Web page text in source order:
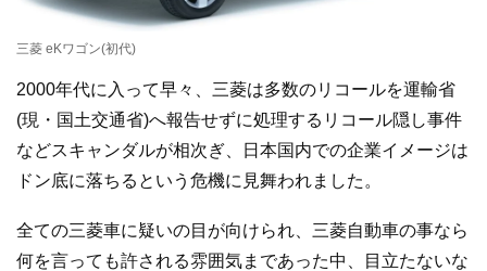
三菱 eKワゴン(初代)
2000年代に入って早々、三菱は多数のリコールを運輸省
(現・国土交通省)へ報告せずに処理するリコール隠し事件
などスキャンダルが相次ぎ、日本国内での企業イメージは
ドン底に落ちるという危機に見舞われました。
全ての三菱車に疑いの目が向けられ、三菱自動車の事なら
何を言っても許される雰囲気まであった中、目立たないな